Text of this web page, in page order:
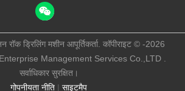
गोपनीयता नीति | साइटमैप
रॉक ड्रिलिंग मशीन आपूर्तिकर्ता. कॉपीराइट © -2026
Management Services Co.,LTD .
सर्वाधिकार सुरक्षित।